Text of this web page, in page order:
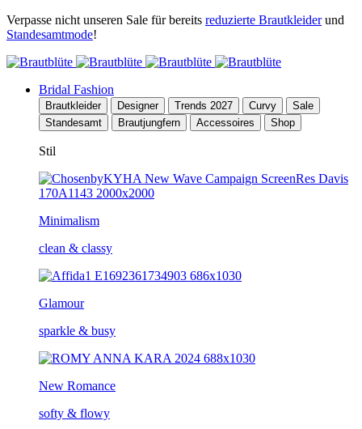
Verpasse nicht unseren Sale für bereits reduzierte Brautkleiderund
Standesamtmode!
Bridal Fashion
Brautkleider Designer Trends 2027 Curvy
Sale
Standesamt
Brautjungfern Accessoires Shop
Stil
Minimalism
clean & classy
Glamour
sparkle & busy
New Romance
softy & flowy